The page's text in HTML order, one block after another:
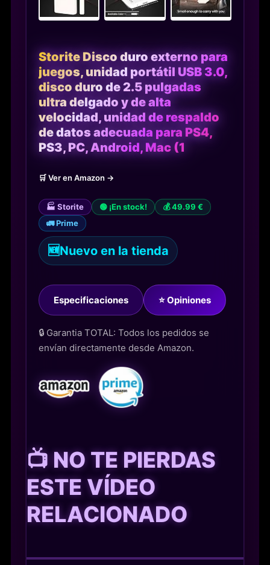
Storite Disco duro externo para
juegos, unidad portátil USB 3.0,
disco duro de 2.5 pulgadas
ultra delgado y de alta
velocidad, unidad de respaldo
de datos adecuada para PS4,
PS3, PC, Android, Mac (1
🛒 Ver en Amazon →
🏭 Storite 🟢 ¡En stock!
💰 49.99 €
🚛 Prime
🆕Nuevo en la tienda
Especificaciones ⭐ Opiniones
🔒 Garantia TOTAL: Todos los pedidos se
envían directamente desde Amazon.
📺 NO TE PIERDAS
ESTE VÍDEO
RELACIONADO